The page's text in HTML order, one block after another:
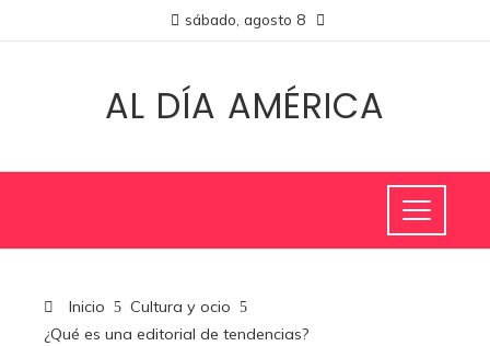
sábado, agosto 8
AL DÍA AMÉRICA
Inicio
Cultura y ocio
¿Qué es una editorial de tendencias?